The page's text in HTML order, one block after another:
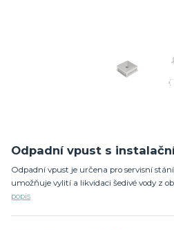
Odpadní vpust s
Odpadní vpust je určena pro servisní
umožňuje vylití a likvidaci šedivé vody z
popis